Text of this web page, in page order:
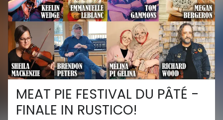
MEAT PIE FESTIVAL DU PÂTÉ -
FINALE IN RUSTICO!